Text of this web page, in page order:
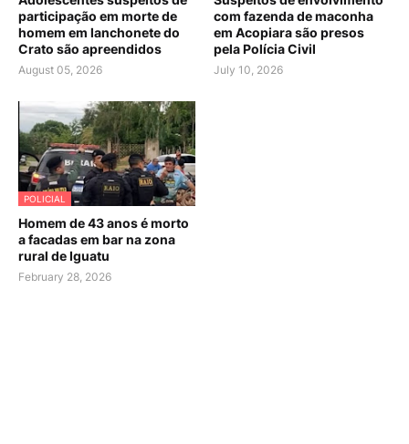
participação em morte de
homem em lanchonete do
Crato são apreendidos
August 05, 2026
com fazenda de maconha
em Acopiara são presos
pela Polícia Civil
July 10, 2026
POLICIAL
Homem de 43 anos é morto
a facadas em bar na zona
rural de Iguatu
February 28, 2026